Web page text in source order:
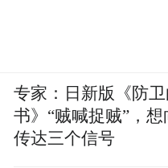
专家：日新版《防
书》“贼喊捉贼”，想
传达三个信号